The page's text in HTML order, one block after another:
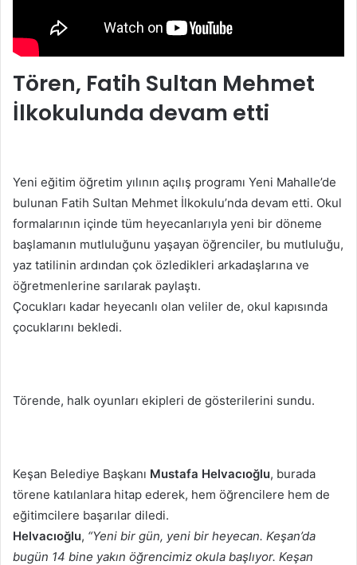
Tören, Fatih Sultan Mehmet
İlkokulunda devam etti
Yeni eğitim öğretim yılının açılış programı Yeni Mahalle’de
bulunan Fatih Sultan Mehmet İlkokulu’nda devam etti. Okul
formalarının içinde tüm heyecanlarıyla yeni bir döneme
başlamanın mutluluğunu yaşayan öğrenciler, bu mutluluğu,
yaz tatilinin ardından çok özledikleri arkadaşlarına ve
öğretmenlerine sarılarak paylaştı.
Çocukları kadar heyecanlı olan veliler de, okul kapısında
çocuklarını bekledi.
Törende, halk oyunları ekipleri de gösterilerini sundu.
Keşan Belediye Başkanı Mustafa Helvacıoğlu, burada
törene katılanlara hitap ederek, hem öğrencilere hem de
eğitimcilere başarılar diledi.
Helvacıoğlu, “Yeni bir gün, yeni bir heyecan. Keşan’da
bugün 14 bine yakın öğrencimiz okula başlıyor. Keşan